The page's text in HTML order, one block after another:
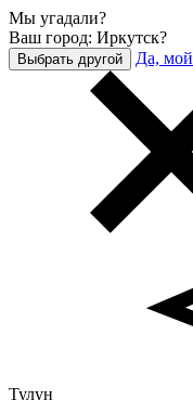
Мы угадали?
Ваш город: Иркутск?
Выбрать другой Да, мой
Тулун